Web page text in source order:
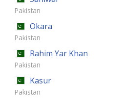
Pakistan
Okara
Pakistan
Rahim Yar Khan
Pakistan
Kasur
Pakistan